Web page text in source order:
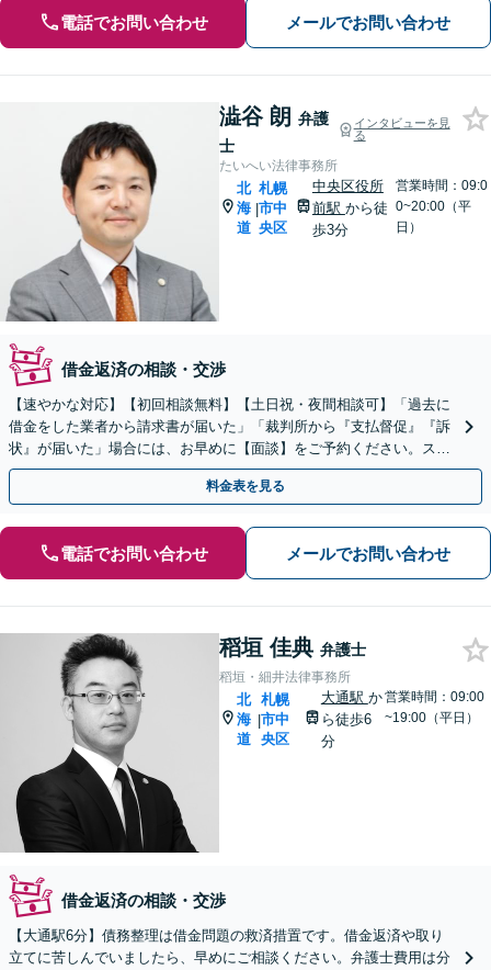
電話でお問い合わせ メールでお問い合わせ
澁谷 朗 弁護
士
インタビューを見
る
たいへい法律事務所
北
海
道
|
札幌
市中
央区
中央区役所
前駅 から徒
歩3分
営業時間：09:0
0~20:00（平
日）
借金返済の相談・交渉
【速やかな対応】【初回相談無料】【土日祝・夜間相談可】「過去に
借金をした業者から請求書が届いた」「裁判所から『支払督促』『訴
状』が届いた」場合には、お早めに【面談】をご予約ください。スム
ーズに消滅時効の援用を行います。
料金表を見る
電話でお問い合わせ メールでお問い合わせ
稻垣 佳典 弁護士
稻垣・細井法律事務所
北
海
道
|
札幌
市中
央区
大通駅 か
ら徒歩6
分
営業時間：09:00
~19:00（平日）
借金返済の相談・交渉
【大通駅6分】債務整理は借金問題の救済措置です。借金返済や取り
立てに苦しんでいましたら、早めにご相談ください。弁護士費用は分